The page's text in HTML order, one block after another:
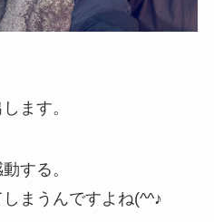
ます。
する。
まうんですよね(^^♪